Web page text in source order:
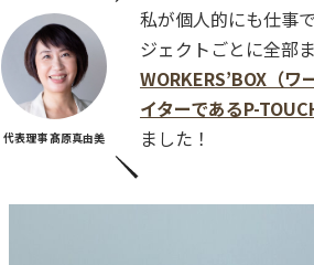
代表理事 髙原真由美
私が個人的にも仕事
ジェクトごとに全部
WORKERS’BOX（ワ
イターであるP-
ました！